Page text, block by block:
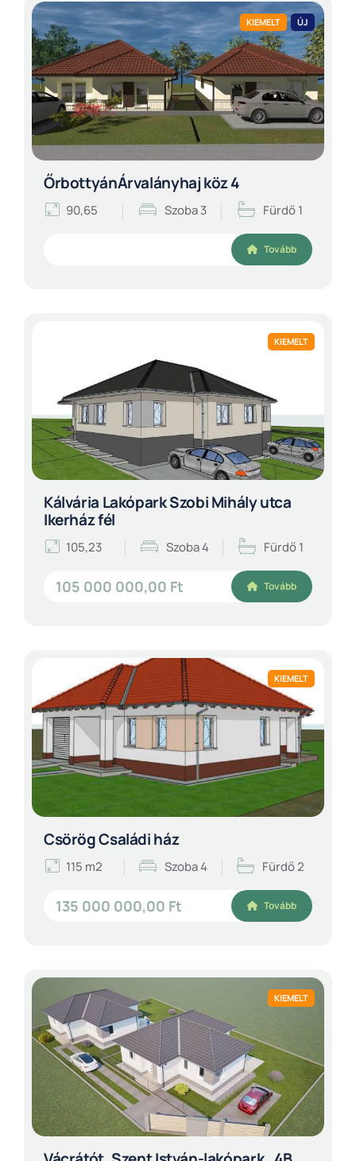
KIEMELT ÚJ
ŐrbottyánÁrvalányhaj köz 4
90,65 Szoba 3 Fürdő 1
Tovább
KIEMELT
Kálvária Lakópark Szobi Mihály utca
Ikerház fél
105,23 Szoba 4 Fürdő 1
105 000 000,00 Ft Tovább
KIEMELT
Csörög Családi ház
115 m2 Szoba 4 Fürdő 2
135 000 000,00 Ft Tovább
KIEMELT